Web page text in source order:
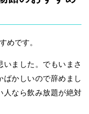
めです。
ました。でもいまさ
ばかしいので辞めまし
人なら飲み放題が絶対